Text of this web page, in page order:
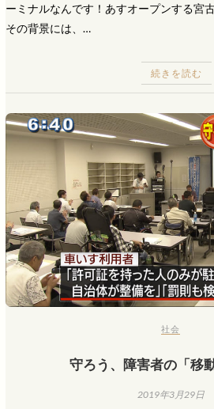
ーミナルなんです！あすオープンする宮
その背景には、…
続きを読む
社会
守ろう、障害者の「移
2019年3月29日